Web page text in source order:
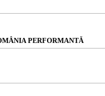
PERFORMANTĂ